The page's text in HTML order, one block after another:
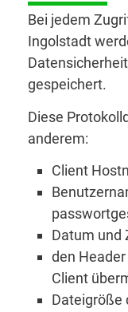
Bei jedem
Ingolstadt
gespeichert.
Diese
anderem:
Client
Datum und
den
Client
Dateigröße